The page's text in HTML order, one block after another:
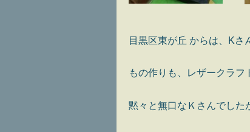
目黒区東が丘 からは、Kさ
もの作りも、レザークラフ
黙々と無口なＫさんでした